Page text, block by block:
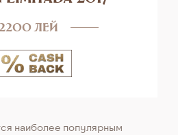
лей
наиболее популярным